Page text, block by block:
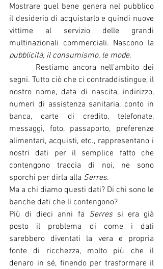
Mostrare quel bene genera nel pubblico
il desiderio di acquistarlo e quindi nuove
vittime al servizio delle grandi
pubblicità, il consumismo, le mode.
segni. Tutto ciò che ci contraddistingue, il
nostro nome, data di nascita, indirizzo,
numeri di assistenza sanitaria, conto in
banca, carte di credito, telefonate,
messaggi, foto, passaporto, preferenze
alimentari, acquisti, etc., rappresentano i
nostri dati per il semplice fatto che
contengono traccia di noi, ne sono
sporchi per dirla alla Serres.
Ma a chi diamo questi dati? Di chi sono le
banche dati che li contengono?
Più di dieci anni fa Serres si era già
posto il problema di come i dati
sarebbero diventati la vera e propria
fonte di ricchezza, molto più che il
denaro in sé, finendo per trasformare il